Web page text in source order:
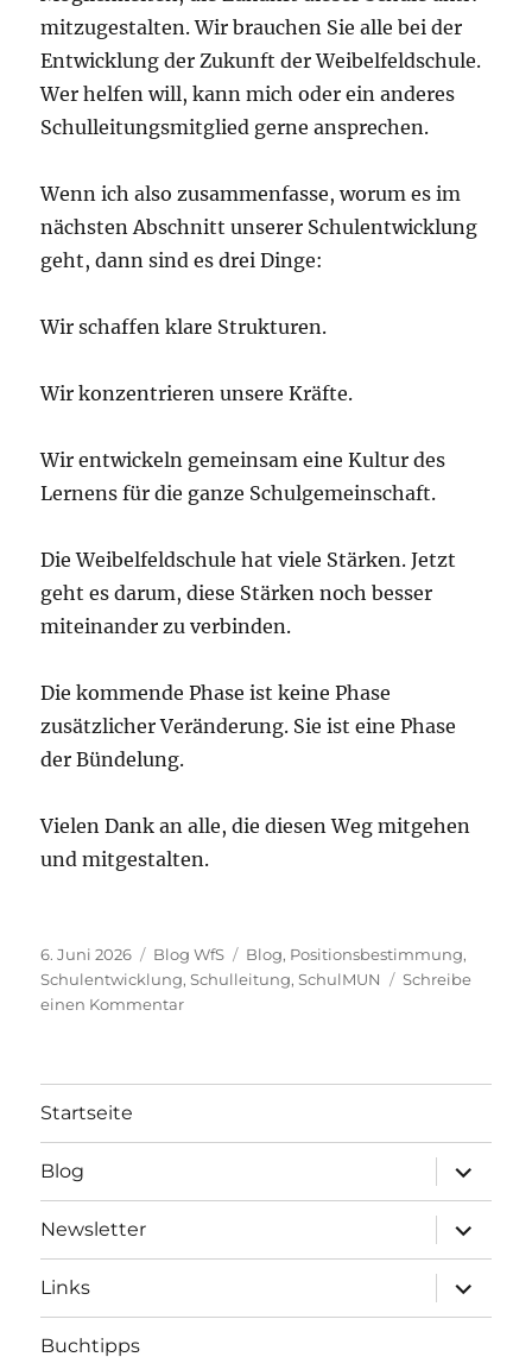
mitzugestalten. Wir brauchen Sie alle bei der
Entwicklung der Zukunft der Weibelfeldschule.
Wer helfen will, kann mich oder ein anderes
Schulleitungsmitglied gerne ansprechen.
Wenn ich also zusammenfasse, worum es im
nächsten Abschnitt unserer Schulentwicklung
geht, dann sind es drei Dinge:
Wir schaffen klare Strukturen.
Wir konzentrieren unsere Kräfte.
Wir entwickeln gemeinsam eine Kultur des
Lernens für die ganze Schulgemeinschaft.
Die Weibelfeldschule hat viele Stärken. Jetzt
geht es darum, diese Stärken noch besser
miteinander zu verbinden.
Die kommende Phase ist keine Phase
zusätzlicher Veränderung. Sie ist eine Phase
der Bündelung.
Vielen Dank an alle, die diesen Weg mitgehen
und mitgestalten.
Veröffentlicht
am
6. Juni 2026 Kategorien
Blog WfS Schlagwörter
Blog, Positionsbestimmung,
Schulentwicklung,Schulleitung,SchulMUN
Schreibe
einen Kommentarzu
Startseite
Blog
öffnen
Newsletter
öffnen
Links
öffnen
Buchtipps